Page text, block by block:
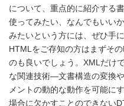
について、重点的に紹介する
使ってみたい、なんでもいい
みたいという方には、ぜひ手
HTMLをご存知の方はまずそ
のも良いでしょう。XMLだけ
な関連技術―文書構造の変換
メントの動的な動作を可能に
場合に欠かすことのできない